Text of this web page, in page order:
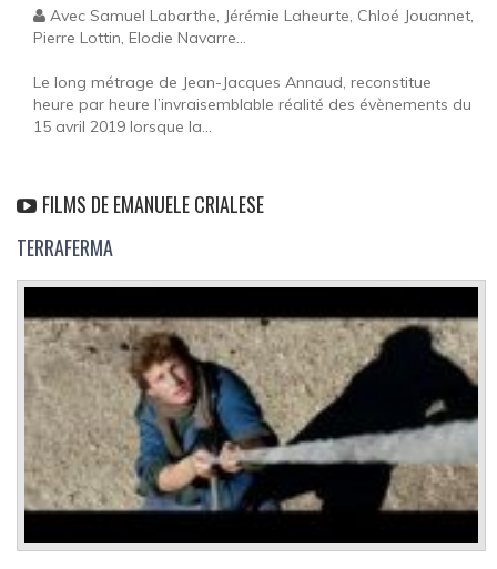
Avec Samuel Labarthe, Jérémie Laheurte, Chloé Jouannet,
Pierre Lottin, Elodie Navarre...
Le long métrage de Jean-Jacques Annaud, reconstitue
heure par heure l’invraisemblable réalité des évènements du
15 avril 2019 lorsque la...
FILMS DE EMANUELE CRIALESE
TERRAFERMA